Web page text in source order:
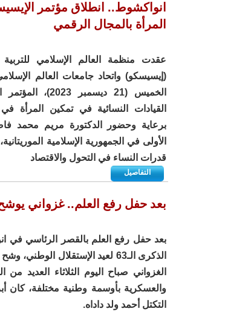
انواكشوط.. انطلاق مؤتمر
المرأة بالمجال الرقمي
عقدت منظمة العالم الإسلامي للتربية
(إيسيسكو) واتحاد جامعات العالم الإسلامي
الخميس (21 ديسمبر
القيادات النسائية في تمكين المرأة
برعاية وحضور الدكتورة مريم محمد
الأولى في الجمهورية الإسلامية
قدرات النساء في التحول والاقتصاد
التفاصيل
بعد حفل رفع العلم.. غزواني يوشح 66 شخصية بأوسمة مختلفة
بعد حفل رفع العلم بالقصر الرئاسي في
الذكرى الـ63 لعيد الإستقلال
الغزواني صباح اليوم الثلاثاء العديد
والعسكرية بأوسمة وطنية مختلفة، كان
التكتل أحمد ولد داداه.